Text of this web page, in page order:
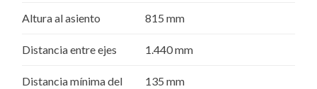
Altura al asiento 815 mm
Distancia entre ejes 1.440 mm
Distancia mínima del
135 mm